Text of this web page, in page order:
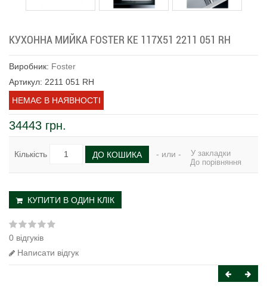
КУХОННА МИЙКА FOSTER KE 117Х51 2211 051 RH
Виробник: Foster
Артикул: 2211 051 RH
НЕМАЄ В НАЯВНОСТІ
34443 грн.
Кількість ДО КОШИКА - или -
У закладки
До порівняння
КУПИТИ В ОДИН КЛІК
0 відгуків
Написати відгук